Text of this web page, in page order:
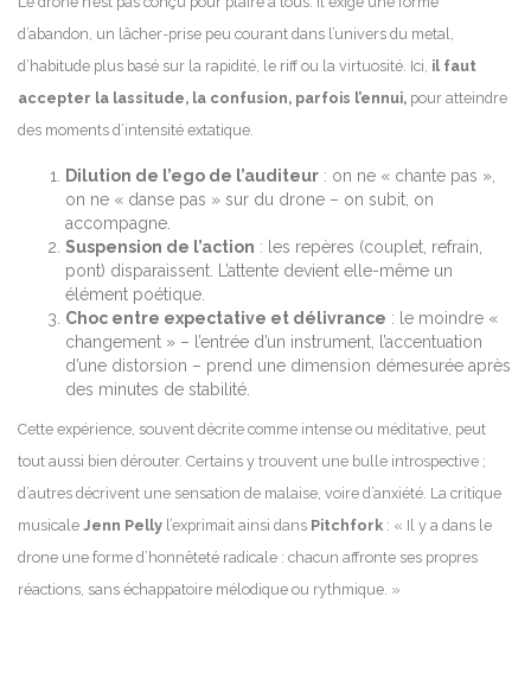
d’abandon, un lâcher-prise peu courant dans l’univers du metal,
d’habitude plus basé sur la rapidité, le riff ou la virtuosité. Ici, il faut
accepter la lassitude, la confusion, parfois l’ennui, pour atteindre
des moments d’intensité extatique.
Dilution de l’ego de l’auditeur : on ne « chante pas »,
on ne « danse pas » sur du drone – on subit, on
accompagne.
Suspension de l’action : les repères (couplet, refrain,
pont) disparaissent. L’attente devient elle-même un
élément poétique.
Choc entre expectative et délivrance : le moindre «
changement » – l’entrée d’un instrument, l’accentuation
d’une distorsion – prend une dimension démesurée après
des minutes de stabilité.
Cette expérience, souvent décrite comme intense ou méditative, peut
tout aussi bien dérouter. Certains y trouvent une bulle introspective ;
d’autres décrivent une sensation de malaise, voire d’anxiété. La critique
musicale Jenn Pelly l’exprimait ainsi dans Pitchfork : « Il y a dans le
drone une forme d’honnêteté radicale : chacun affronte ses propres
réactions, sans échappatoire mélodique ou rythmique. »